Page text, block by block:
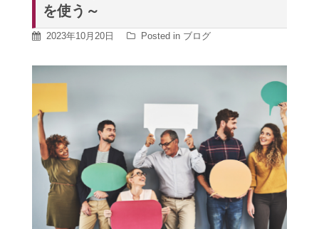
を使う～
2023年10月20日 Posted in ブログ